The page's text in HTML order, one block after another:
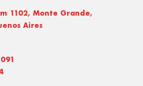
1102, Monte Grande,
Aires